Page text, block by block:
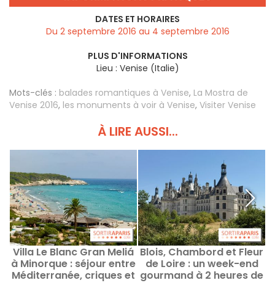
DATES ET HORAIRES
Du 2 septembre 2016 au 4 septembre 2016
PLUS D'INFORMATIONS
Lieu : Venise (Italie)
Mots-clés : balades romantiques à Venise, La Mostra de
Venise 2016, les monuments à voir à Venise, Visiter Venise
À LIRE AUSSI...
Villa Le Blanc Gran Meliá
à Minorque : séjour entre
Méditerranée, criques et
Blois, Chambord et Fleur
de Loire : un week-end
gourmand à 2 heures de